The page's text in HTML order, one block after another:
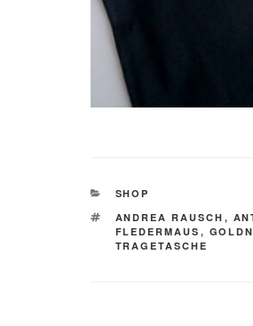
KATEGORIEN
SHOP
SCHLAGWÖRTER
ANDREA RAUSCH ,
FLEDERMAUS ,
TRAGETASCHE